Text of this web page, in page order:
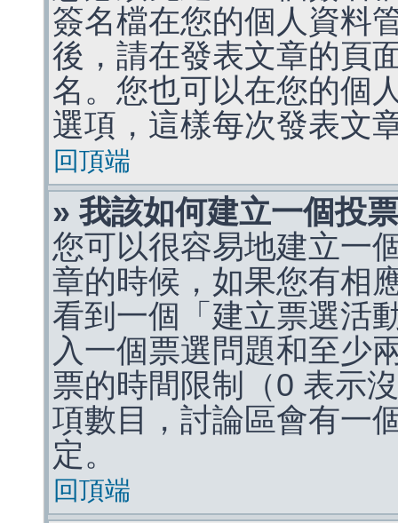
簽名檔在您的個人資料
後，請在發表文章的頁
名。您也可以在您的個
選項，這樣每次發表文
回頂端
» 我該如何建立一個投
您可以很容易地建立一
章的時候，如果您有相
看到一個「建立票選活
入一個票選問題和至少
票的時間限制（0 表示
項數目，討論區會有一
定。
回頂端